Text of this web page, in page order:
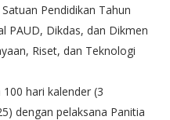
Pendidikan Tahun
PAUD, Dikdas, dan Dikmen
Riset, dan Teknologi
hari kalender (3
dengan pelaksana Panitia